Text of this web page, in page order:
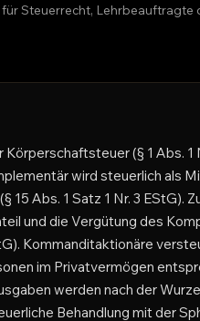
für Steuerrecht,
(§ 1 Abs. 1
wird steuerlich als
Abs. 1 Satz 1 Nr. 3 EStG).
und die Vergütung des
Kommanditaktionäre
im Privatvermögen
werden nach der
Behandlung mit der